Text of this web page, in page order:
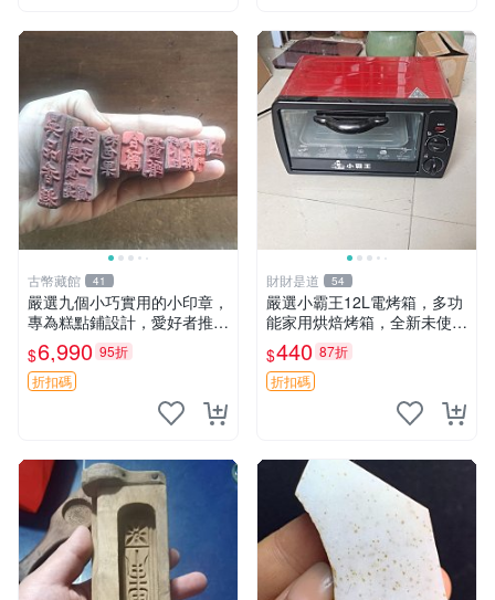
古幣藏館 41
嚴選九個小巧實用的小印章，
專為糕點鋪設計，愛好者推薦
收藏 印章 小工具 糕點店具
$6,990 95折
折扣碼
財財是道 54
嚴選小霸王12L電烤箱，多功
能家用烘焙烤箱，全新未使
用，適合蛋糕披薩面包肉類，
全自動溫控調節，附配件齊全
迷你電烤箱 小型烤箱 電烤箱
$440 87折
折扣碼